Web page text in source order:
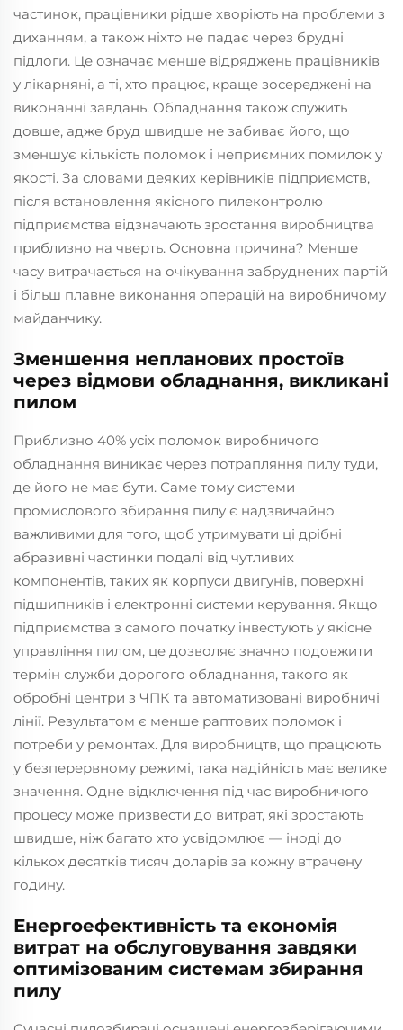
частинок, працівники рідше хворіють на проблеми з
диханням, а також ніхто не падає через брудні
підлоги. Це означає менше відряджень працівників
у лікарняні, а ті, хто працює, краще зосереджені на
виконанні завдань. Обладнання також служить
довше, адже бруд швидше не забиває його, що
зменшує кількість поломок і неприємних помилок у
якості. За словами деяких керівників підприємств,
після встановлення якісного пилеконтролю
підприємства відзначають зростання виробництва
приблизно на чверть. Основна причина? Менше
часу витрачається на очікування забруднених партій
і більш плавне виконання операцій на виробничому
майданчику.
Зменшення непланових простоїв
через відмови обладнання, викликані
пилом
Приблизно 40% усіх поломок виробничого
обладнання виникає через потрапляння пилу туди,
де його не має бути. Саме тому системи
промислового збирання пилу є надзвичайно
важливими для того, щоб утримувати ці дрібні
абразивні частинки подалі від чутливих
компонентів, таких як корпуси двигунів, поверхні
підшипників і електронні системи керування. Якщо
підприємства з самого початку інвестують у якісне
управління пилом, це дозволяє значно подовжити
термін служби дорогого обладнання, такого як
обробні центри з ЧПК та автоматизовані виробничі
лінії. Результатом є менше раптових поломок і
потреби у ремонтах. Для виробництв, що працюють
у безперервному режимі, така надійність має велике
значення. Одне відключення під час виробничого
процесу може призвести до витрат, які зростають
швидше, ніж багато хто усвідомлює — іноді до
кількох десятків тисяч доларів за кожну втрачену
годину.
Енергоефективність та економія
витрат на обслуговування завдяки
оптимізованим системам збирання
пилу